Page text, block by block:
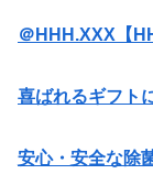
＠HHH.XXX【
喜ばれるギフト
安心・安全な除